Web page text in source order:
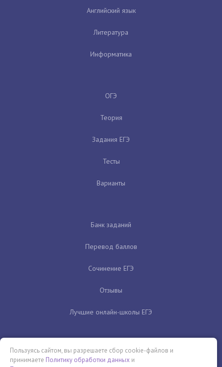
Английский язык
Литература
Информатика
ОГЭ
Теория
Задания ЕГЭ
Тесты
Варианты
Банк заданий
Перевод баллов
Сочинение ЕГЭ
Отзывы
Лучшие онлайн-школы ЕГЭ
Пользуясь сайтом, вы разрешаете сбор cookie-файлов и
принимаете Политику обработки данных и